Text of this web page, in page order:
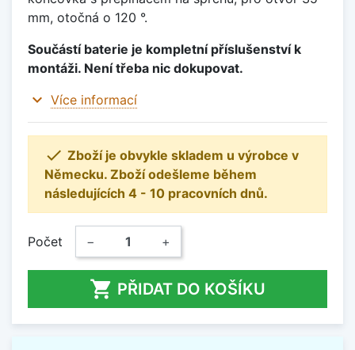
mm, otočná o 120 °.
Součástí baterie je kompletní příslušenství k
montáži. Není třeba nic dokupovat.
expand_more Více informací
 Zboží je obvykle skladem u výrobce v
Německu. Zboží odešleme během
následujících 4 - 10 pracovních dnů.
Počet − +
 PŘIDAT DO KOŠÍKU